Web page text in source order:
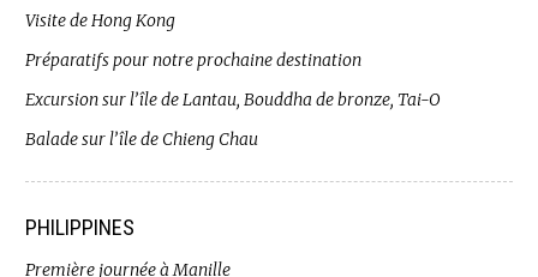
Visite de Hong Kong
Préparatifs pour notre prochaine destination
Excursion sur l’île de Lantau, Bouddha de bronze, Tai-O
Balade sur l’île de Chieng Chau
PHILIPPINES
Première journée à Manille